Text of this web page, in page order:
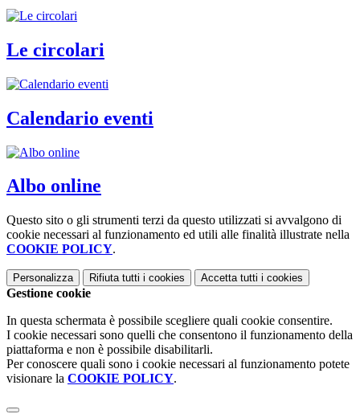
Le circolari
Calendario eventi
Albo online
Questo sito o gli strumenti terzi da questo utilizzati si avvalgono di
cookie necessari al funzionamento ed utili alle finalità illustrate nella
COOKIE POLICY.
Personalizza Rifiuta tutti i cookies Accetta tutti i cookies
Gestione cookie
In questa schermata è possibile scegliere quali cookie consentire.
I cookie necessari sono quelli che consentono il funzionamento della
piattaforma e non è possibile disabilitarli.
Per conoscere quali sono i cookie necessari al funzionamento potete
visionare la COOKIE POLICY.